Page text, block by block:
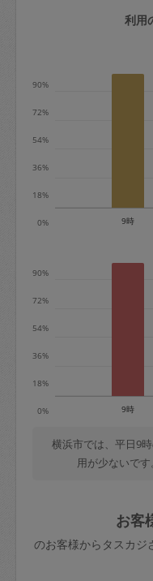
定期契約を
期は月2回ま
※キャンセル
利用
0%
18%
36%
54%
72%
90%
9時
0%
18%
36%
54%
72%
90%
9時
横浜市では、平日9
用が少ないで
お客
のお客様からタスカジ